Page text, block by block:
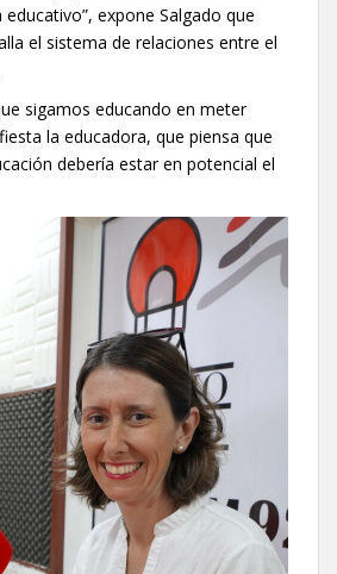
expone Salgado que
el sistema de relaciones entre el
sigamos educando en meter
la educadora, que piensa que
debería estar en potencial el